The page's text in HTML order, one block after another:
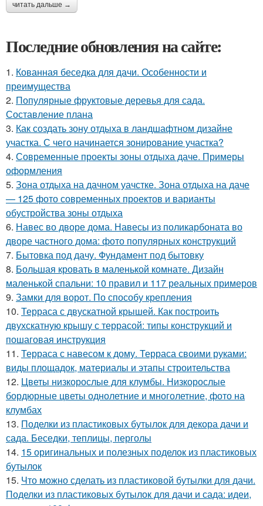
читать дальше →
Последние обновления на сайте:
1. Кованная беседка для дачи. Особенности и
преимущества
2. Популярные фруктовые деревья для сада.
Составление плана
3. Как создать зону отдыха в ландшафтном дизайне
участка. С чего начинается зонирование участка?
4. Современные проекты зоны отдыха даче. Примеры
оформления
5. Зона отдыха на дачном уачстке. Зона отдыха на даче
— 125 фото современных проектов и варианты
обустройства зоны отдыха
6. Навес во дворе дома. Навесы из поликарбоната во
дворе частного дома: фото популярных конструкций
7. Бытовка под дачу. Фундамент под бытовку
8. Большая кровать в маленькой комнате. Дизайн
маленькой спальни: 10 правил и 117 реальных примеров
9. Замки для ворот. По способу крепления
10. Терраса с двускатной крышей. Как построить
двухскатную крышу с террасой: типы конструкций и
пошаговая инструкция
11. Терраса с навесом к дому. Терраса своими руками:
виды площадок, материалы и этапы строительства
12. Цветы низкорослые для клумбы. Низкорослые
бордюрные цветы однолетние и многолетние, фото на
клумбах
13. Поделки из пластиковых бутылок для декора дачи и
сада. Беседки, теплицы, перголы
14. 15 оригинальных и полезных поделок из пластиковых
бутылок
15. Что можно сделать из пластиковой бутылки для дачи.
Поделки из пластиковых бутылок для дачи и сада: идеи,